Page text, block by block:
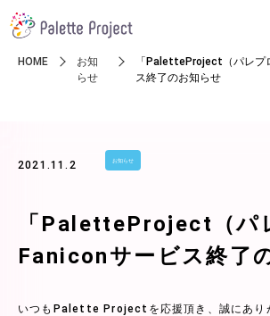
HOME
お知
らせ
「PaletteProject（パレプ
ス終了のお知らせ
2021.11.2 お知らせ
「PaletteProject（パ
Faniconサービス終了
いつもPalette Projectを応援頂き、誠にあり